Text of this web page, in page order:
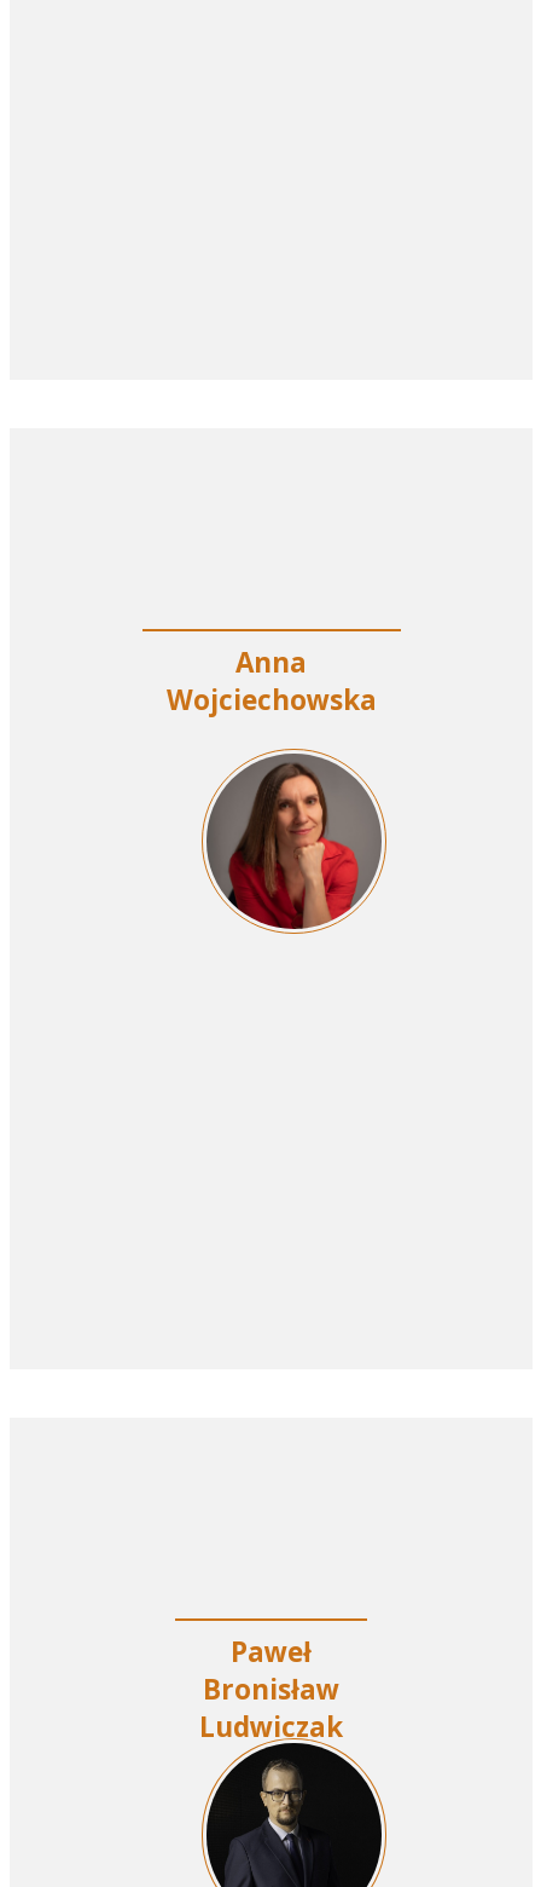
Anna
Wojciechowska
Paweł
Bronisław
Ludwiczak